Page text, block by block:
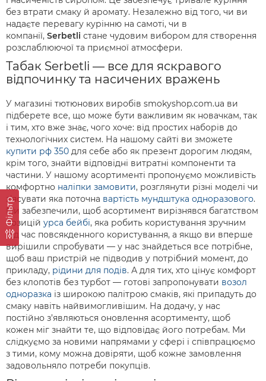
Фільтр
без втрати смаку й аромату. Незалежно від того, чи ви
надаєте перевагу курінню на самоті, чи в
компанії, Serbetli стане чудовим вибором для створення
розслаблюючої та приємної атмосфери.
Табак Serbetli — все для яскравого
відпочинку та насичених вражень
У магазині тютюнових виробів smokyshop.com.ua ви
підберете все, що може бути важливим як новачкам, так
і тим, хто вже знає, чого хоче: від простих наборів до
технологічних систем. На нашому сайті ви зможете
купити рф 350 для себе або як презент дорогим людям,
крім того, знайти відповідні витратні компоненти та
частини. У нашому асортименті пропонуємо можливість
комфортно наліпки замовити, розглянути різні моделі чи
з’ясувати яка поточна вартість мундштука одноразового.
Ми забезпечили, щоб асортимент вирізнявся багатством
позицій урса бейбі, яка робить користування зручним
під час повсякденного користування, а якщо ви вперше
вирішили спробувати — у нас знайдеться все потрібне,
щоб ваш пристрій не підводив у потрібний момент, до
прикладу, рідини для подів. А для тих, хто цінує комфорт
без клопотів без турбот — готові запропонувати возол
одноразка із широкою палітрою смаків, які припадуть до
смаку навіть найвимогливішим. На додачу, у нас
постійно з’являються оновлення асортименту, щоб
кожен міг знайти те, що відповідає його потребам. Ми
слідкуємо за новими напрямами у сфері і співпрацюємо
з тими, кому можна довіряти, щоб кожне замовлення
задовольняло потреби покупців.